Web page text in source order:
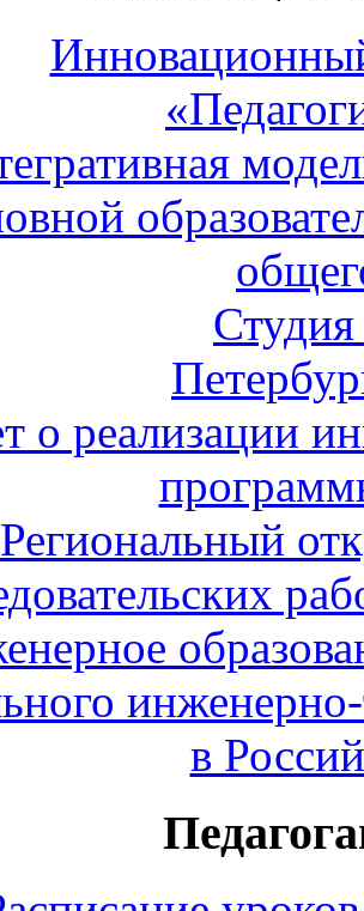
о реализации
Региональный
инженерно-
в